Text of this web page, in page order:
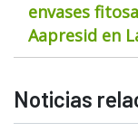
envases
Aapresid en
Noticias